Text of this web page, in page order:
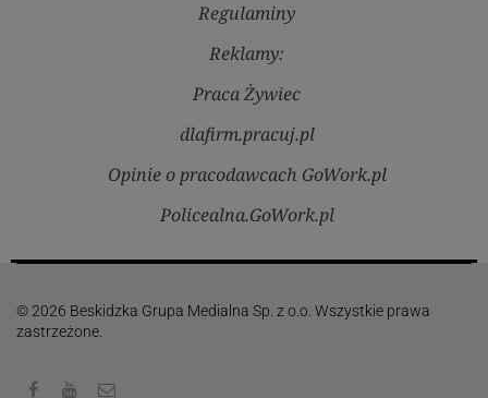
Regulaminy
Reklamy:
Praca Żywiec
dlafirm.pracuj.pl
Opinie o pracodawcach GoWork.pl
Policealna.GoWork.pl
© 2026 Beskidzka Grupa Medialna Sp. z o.o. Wszystkie prawa
zastrzeżone.